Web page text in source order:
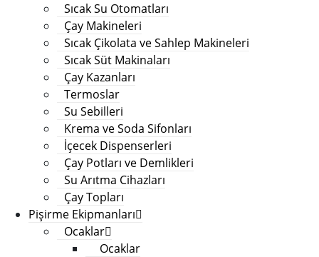
Sıcak Su Otomatları
Çay Makineleri
Sıcak Çikolata ve Sahlep Makineleri
Sıcak Süt Makinaları
Çay Kazanları
Termoslar
Su Sebilleri
Krema ve Soda Sifonları
İçecek Dispenserleri
Çay Potları ve Demlikleri
Su Arıtma Cihazları
Çay Topları
Pişirme Ekipmanları
Ocaklar
Ocaklar